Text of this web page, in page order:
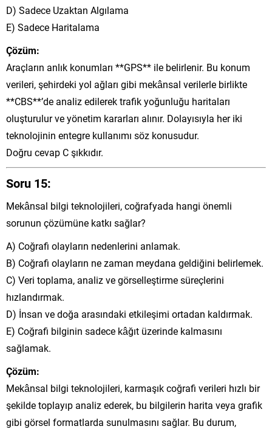
D) Sadece Uzaktan Algılama
E) Sadece Haritalama
Çözüm:
Araçların anlık konumları **GPS** ile belirlenir. Bu konum
verileri, şehirdeki yol ağları gibi mekânsal verilerle birlikte
**CBS**’de analiz edilerek trafik yoğunluğu haritaları
oluşturulur ve yönetim kararları alınır. Dolayısıyla her iki
teknolojinin entegre kullanımı söz konusudur.
Doğru cevap C şıkkıdır.
Soru 15:
Mekânsal bilgi teknolojileri, coğrafyada hangi önemli
sorunun çözümüne katkı sağlar?
A) Coğrafi olayların nedenlerini anlamak.
B) Coğrafi olayların ne zaman meydana geldiğini belirlemek.
C) Veri toplama, analiz ve görselleştirme süreçlerini
hızlandırmak.
D) İnsan ve doğa arasındaki etkileşimi ortadan kaldırmak.
E) Coğrafi bilginin sadece kâğıt üzerinde kalmasını
sağlamak.
Çözüm:
Mekânsal bilgi teknolojileri, karmaşık coğrafi verileri hızlı bir
şekilde toplayıp analiz ederek, bu bilgilerin harita veya grafik
gibi görsel formatlarda sunulmasını sağlar. Bu durum,